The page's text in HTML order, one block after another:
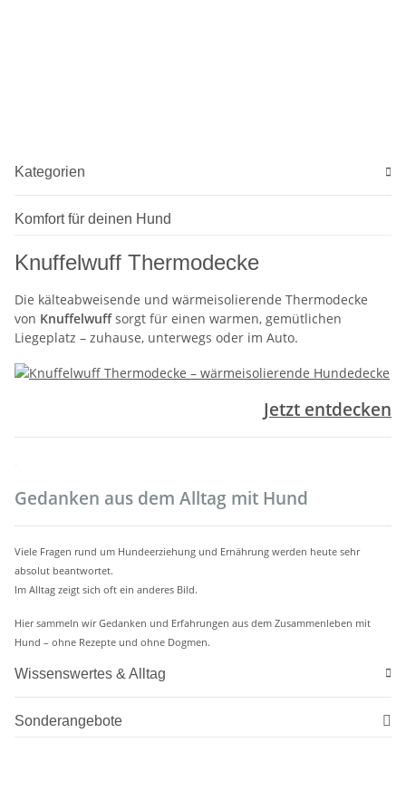
Kategorien
Komfort für deinen Hund
Knuffelwuff Thermodecke
Die kälteabweisende und wärmeisolierende Thermodecke
von Knuffelwuffsorgt für einen warmen, gemütlichen
Liegeplatz – zuhause, unterwegs oder im Auto.
Jetzt entdecken
Gedanken aus dem Alltag mit Hund
Viele Fragen rund um Hundeerziehung und Ernährung werden heute sehr
absolut beantwortet.
Im Alltag zeigt sich oft ein anderes Bild.
Hier sammeln wir Gedanken und Erfahrungen aus dem Zusammenleben mit
Hund – ohne Rezepte und ohne Dogmen.
Wissenswertes & Alltag
Sonderangebote